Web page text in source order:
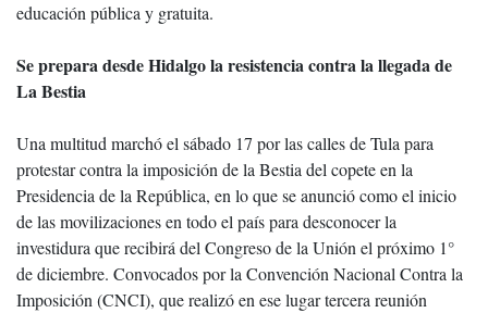
educación pública y gratuita.
Se prepara desde Hidalgo la resistencia contra la llegada de
La Bestia
Una multitud marchó el sábado 17 por las calles de Tula para
protestar contra la imposición de la Bestia del copete en la
Presidencia de la República, en lo que se anunció como el inicio
de las movilizaciones en todo el país para desconocer la
investidura que recibirá del Congreso de la Unión el próximo 1°
de diciembre. Convocados por la Convención Nacional Contra la
Imposición (CNCI), que realizó en ese lugar tercera reunión